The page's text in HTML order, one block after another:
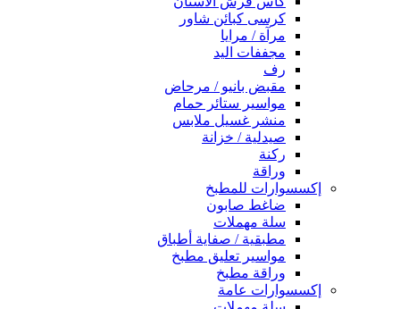
كرسى كبائن شاور
مرآة / مرايا
مجففات اليد
رف
مقبض بانيو / مرحاض
مواسير ستائر حمام
منشر غسيل ملابس
صيدلية / خزانة
ركنة
وراقة
إكسسوارات للمطبخ
ضاغط صابون
سلة مهملات
مطبقية / صفاية أطباق
مواسير تعليق مطبخ
وراقة مطبخ
إكسسوارات عامة